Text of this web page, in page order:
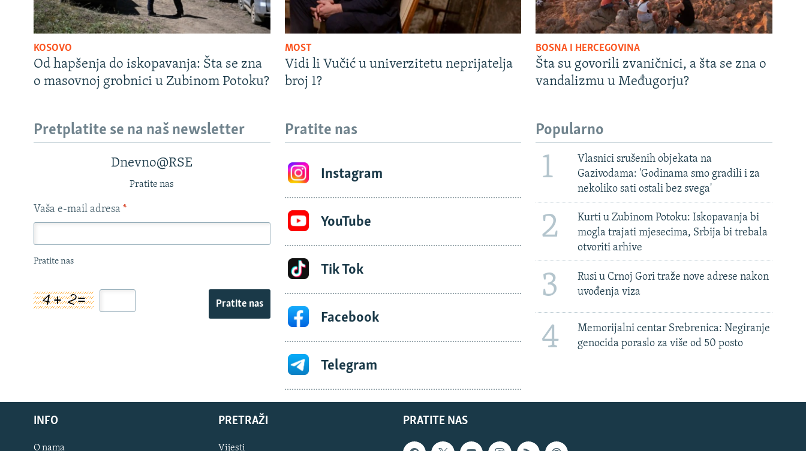
KOSOVO
Od hapšenja do iskopavanja: Šta se zna
o masovnoj grobnici u Zubinom Potoku?
MOST
Vidi li Vučić u univerzitetu neprijatelja
broj 1?
BOSNA I HERCEGOVINA
Šta su govorili zvaničnici, a šta se zna o
vandalizmu u Međugorju?
Pretplatite se na naš newsletter
Dnevno@RSE
Pratite nas
Vaša e-mail adresa *
Pratite nas
Pratite nas
Pratite nas
Instagram
YouTube
Tik Tok
Facebook
Telegram
Popularno
1
Vlasnici srušenih objekata na
Gazivodama: 'Godinama smo gradili i za
nekoliko sati ostali bez svega'
2
Kurti u Zubinom Potoku: Iskopavanja bi
mogla trajati mjesecima, Srbija bi trebala
otvoriti arhive
3
Rusi u Crnoj Gori traže nove adrese nakon
uvođenja viza
4
Memorijalni centar Srebrenica: Negiranje
genocida poraslo za više od 50 posto
PRATITE NAS
INFO
O nama
PRETRAŽI
Vijesti